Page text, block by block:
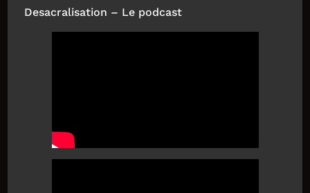
Desacralisation – Le podcast